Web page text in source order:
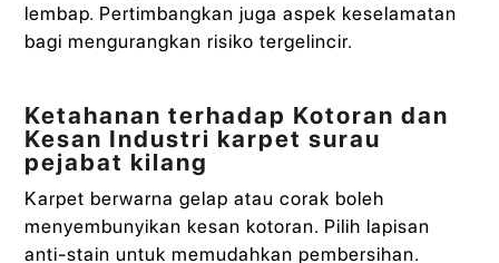
lembap. Pertimbangkan juga aspek keselamatan
bagi mengurangkan risiko tergelincir.
Ketahanan terhadap Kotoran dan
Kesan Industri karpet surau
pejabat kilang
Karpet berwarna gelap atau corak boleh
menyembunyikan kesan kotoran. Pilih lapisan
anti-stain untuk memudahkan pembersihan.